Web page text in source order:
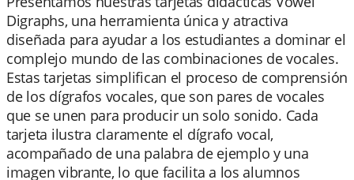
Digraphs, una herramienta única y atractiva
diseñada para ayudar a los estudiantes a dominar el
complejo mundo de las combinaciones de vocales.
Estas tarjetas simplifican el proceso de comprensión
de los dígrafos vocales, que son pares de vocales
que se unen para producir un solo sonido. Cada
tarjeta ilustra claramente el dígrafo vocal,
acompañado de una palabra de ejemplo y una
imagen vibrante, lo que facilita a los alumnos